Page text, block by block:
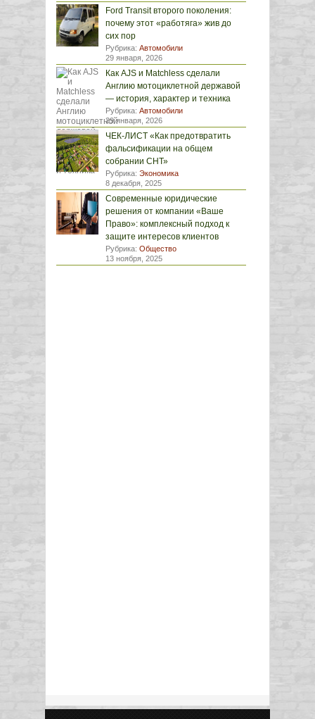
Ford Transit второго поколения:
почему этот «работяга» жив до
сих пор
Рубрика: Автомобили
29 января, 2026
Как AJS и Matchless сделали
Англию мотоциклетной державой
— история, характер и техника
Рубрика: Автомобили
29 января, 2026
ЧЕК-ЛИСТ «Как предотвратить
фальсификации на общем
собрании СНТ»
Рубрика: Экономика
8 декабря, 2025
Современные юридические
решения от компании «Ваше
Право»: комплексный подход к
защите интересов клиентов
Рубрика: Общество
13 ноября, 2025